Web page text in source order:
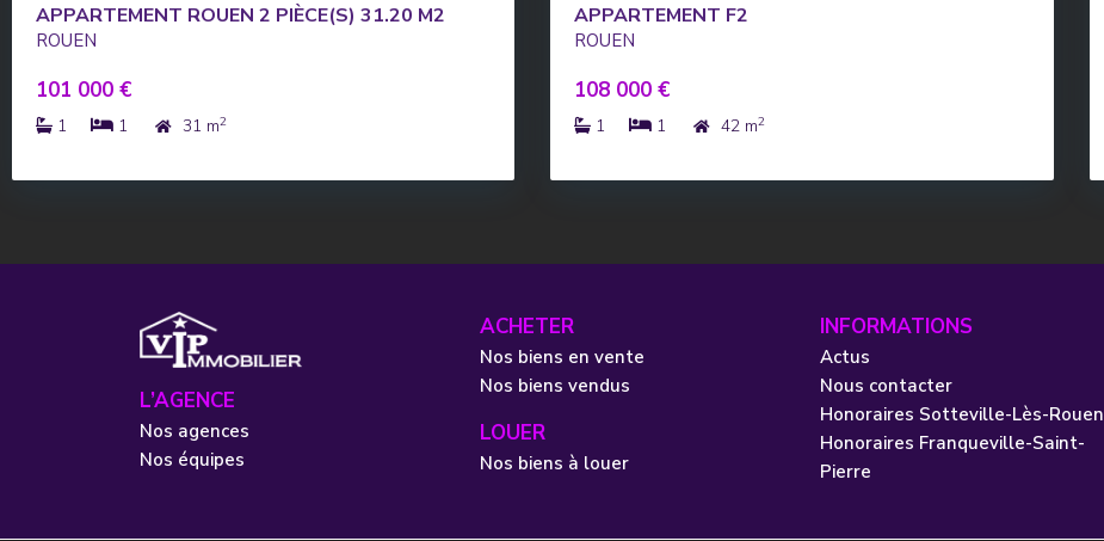
APPARTEMENT ROUEN 2 PIÈCE(S) 31.20 M2
ROUEN
101 000 €
1 1 31 m2
APPARTEMENT F2
ROUEN
108 000 €
1 1 42 m2
L’AGENCE
Nos agences
Nos équipes
ACHETER
Nos biens en vente
Nos biens vendus
LOUER
Nos biens à louer
INFORMATIONS
Actus
Nous contacter
Honoraires Sotteville-Lès-Rouen
Honoraires Franqueville-Saint-
Pierre